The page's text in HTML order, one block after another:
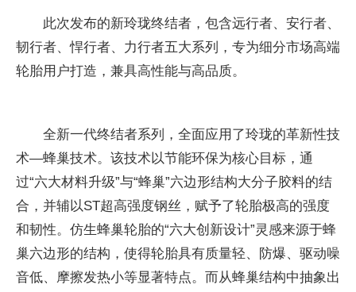
此次发布的新玲珑终结者，包含远行者、安行者、
韧行者、悍行者、力行者五大系列，专为细分市场高端
轮胎用户打造，兼具高性能与高品质。
全新一代终结者系列，全面应用了玲珑的革新性技
术—蜂巢技术。该技术以节能环保为核心目标，通
过“六大材料升级”与“蜂巢”六边形结构大分子胶料的结
合，并辅以ST超高强度钢丝，赋予了轮胎极高的强度
和韧性。仿生蜂巢轮胎的“六大创新设计”灵感来源于蜂
巢六边形的结构，使得轮胎具有质量轻、防爆、驱动噪
音低、摩擦发热小等显著特点。而从蜂巢结构中抽象出